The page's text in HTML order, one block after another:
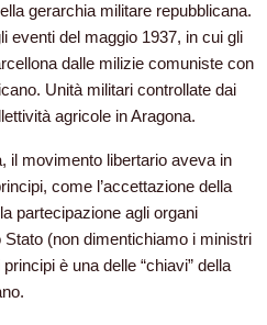
gerarchia militare repubblicana.
eventi del maggio 1937, in cui gli
dalle milizie comuniste con
Unità militari controllate dai
agricole in Aragona.
il movimento libertario aveva in
come l’accettazione della
partecipazione agli organi
(non dimentichiamo i ministri
è una delle “chiavi” della